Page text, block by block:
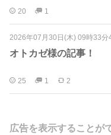
20 1
2026年07月30日(木) 09時33分
オトカゼ様の記事！
25 1 2
広告を表示することが